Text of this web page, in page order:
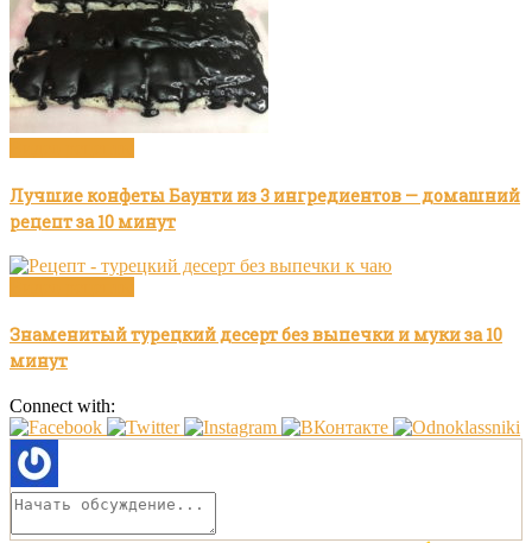
Лучшие конфеты Баунти из 3 ингредиентов — домашний
рецепт за 10 минут
Знаменитый турецкий десерт без выпечки и муки за 10
минут
Connect with: